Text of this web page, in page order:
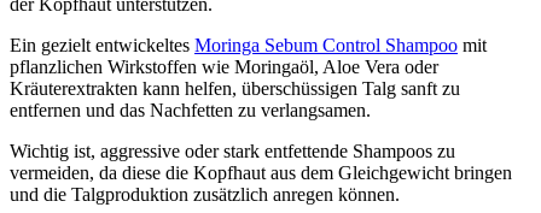
der Kopfhaut unterstützen.
Ein gezielt entwickeltes Moringa Sebum Control Shampoo mit
pflanzlichen Wirkstoffen wie Moringaöl, Aloe Vera oder
Kräuterextrakten kann helfen, überschüssigen Talg sanft zu
entfernen und das Nachfetten zu verlangsamen.
Wichtig ist, aggressive oder stark entfettende Shampoos zu
vermeiden, da diese die Kopfhaut aus dem Gleichgewicht bringen
und die Talgproduktion zusätzlich anregen können.